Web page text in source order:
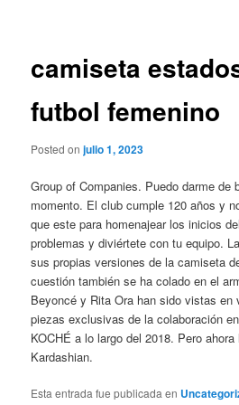
camiseta
futbol femenino
Posted onjulio 1, 2023
Group of Companies. Puedo darme de
momento. El club cumple 120 años y
que este para homenajear los inicios
problemas y diviértete con tu equipo.
sus propias versiones de la camiseta
cuestión también se ha colado en el
Beyoncé y Rita Ora han sido vistas en
piezas exclusivas de la colaboración
KOCHÉ a lo largo del 2018. Pero
Kardashian.
Esta entrada fue publicada en